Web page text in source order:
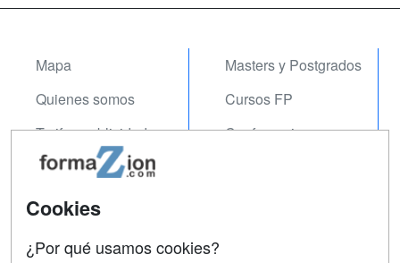
Mapa
Quienes somos
Tarifas publicidad
Acceso Usuarios
Acceso Centros
Masters y Postgrados
Cursos FP
Conferencias
Cookies
¿Por qué usamos cookies?